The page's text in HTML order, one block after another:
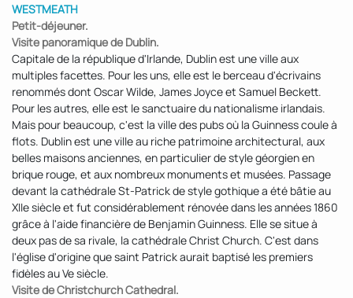
WESTMEATH
Petit-déjeuner.
Visite panoramique de Dublin.
Capitale de la république d'Irlande, Dublin est une ville aux
multiples facettes. Pour les uns, elle est le berceau d'écrivains
renommés dont Oscar Wilde, James Joyce et Samuel Beckett.
Pour les autres, elle est le sanctuaire du nationalisme irlandais.
Mais pour beaucoup, c'est la ville des pubs où la Guinness coule à
flots. Dublin est une ville au riche patrimoine architectural, aux
belles maisons anciennes, en particulier de style géorgien en
brique rouge, et aux nombreux monuments et musées. Passage
devant la cathédrale St-Patrick de style gothique a été bâtie au
XIIe siècle et fut considérablement rénovée dans les années 1860
grâce à l'aide financière de Benjamin Guinness. Elle se situe à
deux pas de sa rivale, la cathédrale Christ Church. C'est dans
l'église d'origine que saint Patrick aurait baptisé les premiers
fidèles au Ve siècle.
Visite de Christchurch Cathedral.